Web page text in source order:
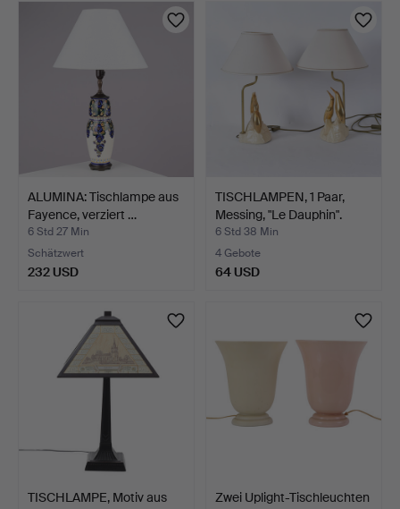
ALUMINA: Tischlampe aus
Fayence, verziert …
6 Std 27 Min
Schätzwert
232 USD
TISCHLAMPEN, 1 Paar,
Messing, "Le Dauphin".
6 Std 38 Min
4 Gebote
64 USD
TISCHLAMPE, Motiv aus
Zwei Uplight-Tischleuchten